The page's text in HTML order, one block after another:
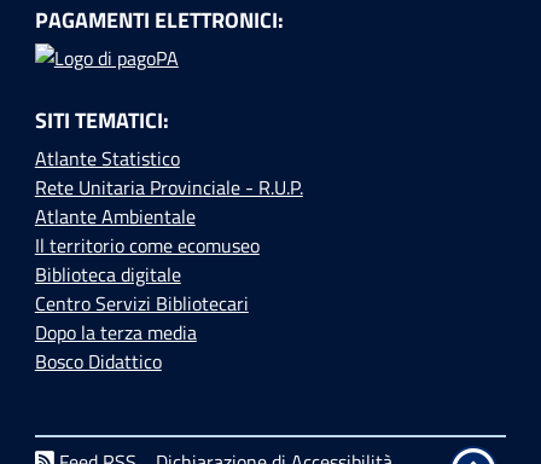
PAGAMENTI ELETTRONICI:
SITI TEMATICI:
Atlante Statistico
Rete Unitaria Provinciale - R.U.P.
Atlante Ambientale
Il territorio come ecomuseo
Biblioteca digitale
Centro Servizi Bibliotecari
Dopo la terza media
Bosco Didattico